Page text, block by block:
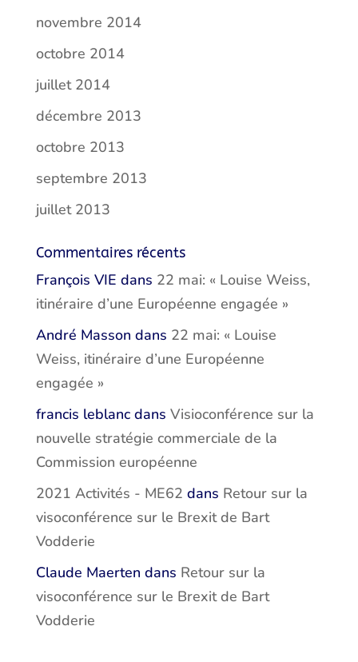
novembre 2014
octobre 2014
juillet 2014
décembre 2013
octobre 2013
septembre 2013
juillet 2013
Commentaires récents
François VIE dans 22 mai: « Louise Weiss,
itinéraire d’une Européenne engagée »
André Masson dans 22 mai: « Louise
Weiss, itinéraire d’une Européenne
engagée »
francis leblancdans Visioconférence sur la
nouvelle stratégie commerciale de la
Commission européenne
2021 Activités - ME62 dans Retour sur la
visoconférence sur le Brexit de Bart
Vodderie
Claude Maerten dans Retour sur la
visoconférence sur le Brexit de Bart
Vodderie